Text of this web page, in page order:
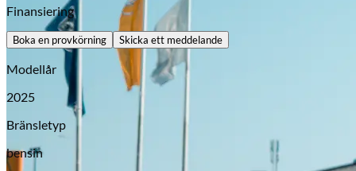
Opel
Finansiering
Boka en provkörning Skicka ett meddelande
Modellår
2025
Bränsletyp
bensin